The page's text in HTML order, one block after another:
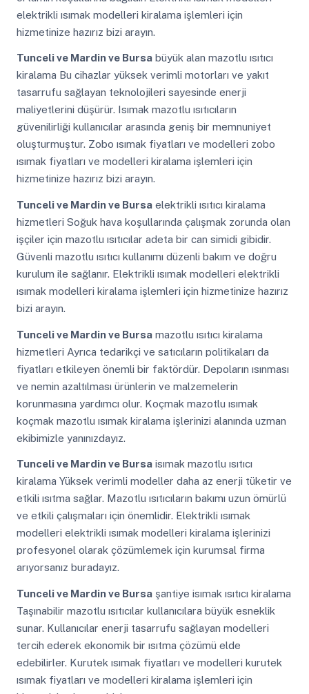
elektrikli ısımak modelleri kiralama işlemleri için
hizmetinize hazırız bizi arayın.
Tunceli ve Mardin ve Bursabüyük alan mazotlu ısıtıcı
kiralama Bu cihazlar yüksek verimli motorları ve yakıt
tasarrufu sağlayan teknolojileri sayesinde enerji
maliyetlerini düşürür. Isımak mazotlu ısıtıcıların
güvenilirliği kullanıcılar arasında geniş bir memnuniyet
oluşturmuştur. Zobo ısımak fiyatları ve modelleri zobo
ısımak fiyatları ve modelleri kiralama işlemleri için
hizmetinize hazırız bizi arayın.
Tunceli ve Mardin ve Bursaelektrikli ısıtıcı kiralama
hizmetleri Soğuk hava koşullarında çalışmak zorunda olan
işçiler için mazotlu ısıtıcılar adeta bir can simidi gibidir.
Güvenli mazotlu ısıtıcı kullanımı düzenli bakım ve doğru
kurulum ile sağlanır. Elektrikli ısımak modelleri elektrikli
ısımak modelleri kiralama işlemleri için hizmetinize hazırız
bizi arayın.
Tunceli ve Mardin ve Bursamazotlu ısıtıcı kiralama
hizmetleri Ayrıca tedarikçi ve satıcıların politikaları da
fiyatları etkileyen önemli bir faktördür. Depoların ısınması
ve nemin azaltılması ürünlerin ve malzemelerin
korunmasına yardımcı olur. Koçmak mazotlu ısımak
koçmak mazotlu ısımak kiralama işlerinizi alanında uzman
ekibimizle yanınızdayız.
Tunceli ve Mardin ve Bursaisımak mazotlu ısıtıcı
kiralama Yüksek verimli modeller daha az enerji tüketir ve
etkili ısıtma sağlar. Mazotlu ısıtıcıların bakımı uzun ömürlü
ve etkili çalışmaları için önemlidir. Elektrikli ısımak
modelleri elektrikli ısımak modelleri kiralama işlerinizi
profesyonel olarak çözümlemek için kurumsal firma
arıyorsanız buradayız.
Tunceli ve Mardin ve Bursaşantiye isımak ısıtıcı kiralama
Taşınabilir mazotlu ısıtıcılar kullanıcılara büyük esneklik
sunar. Kullanıcılar enerji tasarrufu sağlayan modelleri
tercih ederek ekonomik bir ısıtma çözümü elde
edebilirler. Kurutek ısımak fiyatları ve modelleri kurutek
ısımak fiyatları ve modelleri kiralama işlemleri için